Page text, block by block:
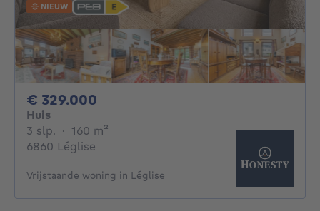
NIEUW
€ 329.000
Huis
3 slp. 3 slaapkamers
· 160 m²
6860 Léglise
Vrijstaande woning in Léglise